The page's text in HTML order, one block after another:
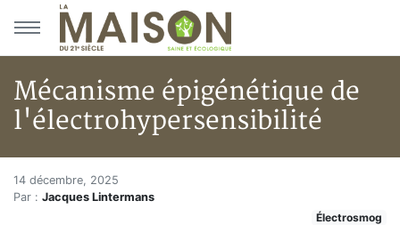
Aller au menu principal
Aller au contenu principal
Mécanisme épigénétique de
l'électrohypersensibilité
Accueil
Articles
Mécanisme épigénétique de
14 décembre, 2025
Par : Jacques Lintermans
Électrosmog